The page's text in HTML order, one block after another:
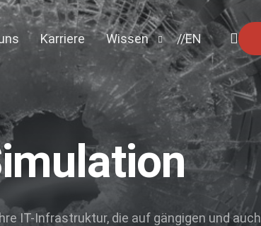
Karriere Wissen
Ratgeber
News
Security Advisories
//EN
IT-Infrastruktur, die auf gängigen und auch